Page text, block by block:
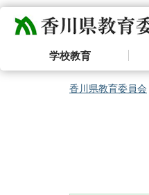
香川県教育委員会
学校教育
香川県教育委員会